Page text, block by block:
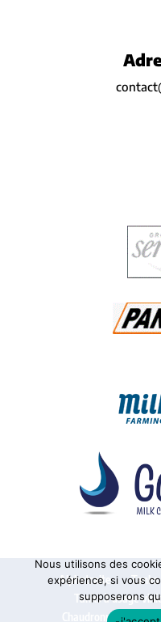
Alphatraite
Tanks à usage
Chaudronnerie sur
Nous utilisons des
expérience, si vous
supposerons